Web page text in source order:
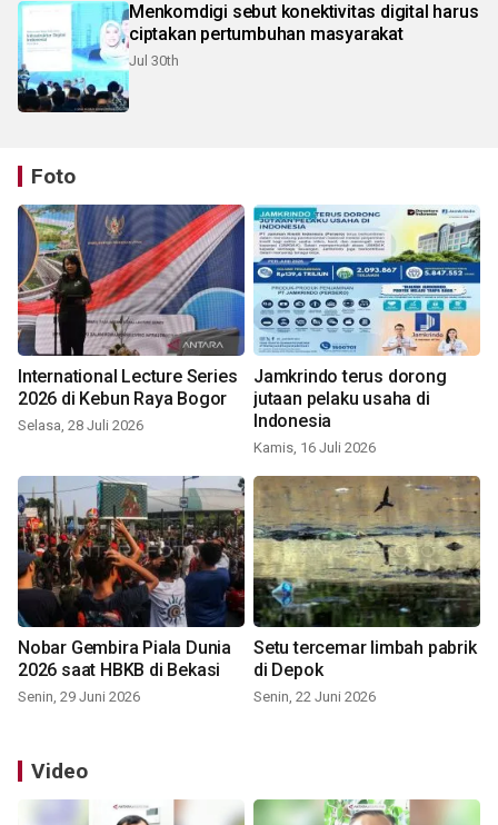
Menkomdigi sebut konektivitas digital harus
ciptakan pertumbuhan masyarakat
Jul 30th
Foto
International Lecture Series
2026 di Kebun Raya Bogor
Selasa, 28 Juli 2026
Jamkrindo terus dorong
jutaan pelaku usaha di
Indonesia
Kamis, 16 Juli 2026
Nobar Gembira Piala Dunia
2026 saat HBKB di Bekasi
Senin, 29 Juni 2026
Setu tercemar limbah pabrik
di Depok
Senin, 22 Juni 2026
Video